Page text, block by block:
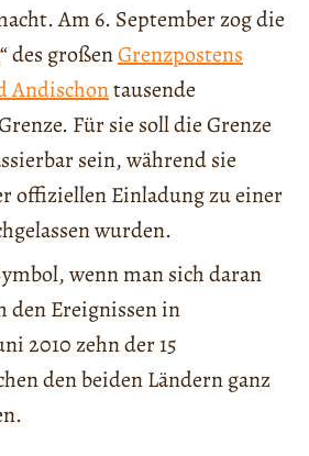
Am 6. September zog die
“ des großenGrenzpostens
Andischontausende
Für sie soll die Grenze
sein, während sie
offiziellen Einladung zu einer
wurden.
wenn man sich daran
den Ereignissen in
2010 zehn der 15
den beiden Ländern ganz